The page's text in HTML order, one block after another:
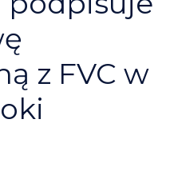
z FVC w